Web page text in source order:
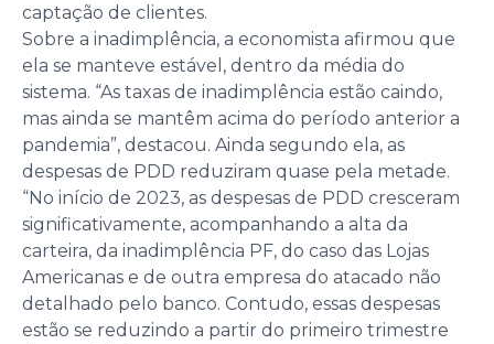
captação de clientes.
Sobre a inadimplência, a economista afirmou que
ela se manteve estável, dentro da média do
sistema. “As taxas de inadimplência estão caindo,
mas ainda se mantêm acima do período anterior a
pandemia”, destacou. Ainda segundo ela, as
despesas de PDD reduziram quase pela metade.
“No início de 2023, as despesas de PDD cresceram
significativamente, acompanhando a alta da
carteira, da inadimplência PF, do caso das Lojas
Americanas e de outra empresa do atacado não
detalhado pelo banco. Contudo, essas despesas
estão se reduzindo a partir do primeiro trimestre